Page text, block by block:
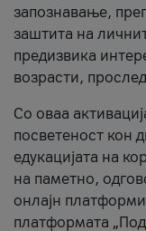
запознавање,
заштита на
предизвика
возрасти,
Со оваа
посветеност кон
едукацијата на
на паметно,
онлајн
платформата